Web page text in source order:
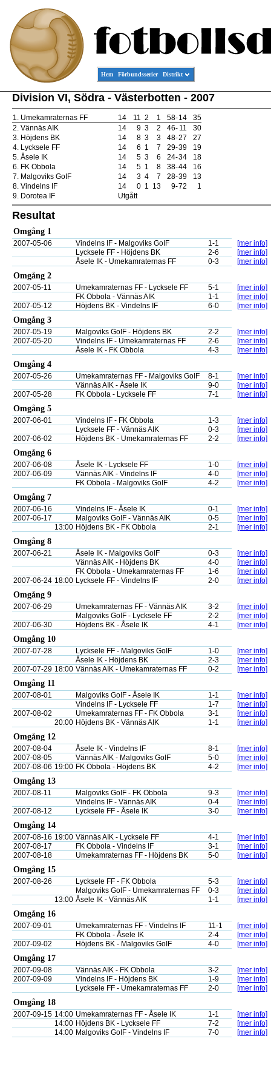
Hem Förbundsserier Distrikt
Division VI, Södra - Västerbotten - 2007
1. Umekamraternas FF 14 11 2 1 58-14
35
2. Vännäs AIK 14 9 3 2 46- 11
30
3. Höjdens BK 14 8 3 3 48-27
27
4. Lycksele FF 14 6 1 7 29-39
19
5. Åsele IK 14 5 3 6 24-34
18
6. FK Obbola 14 5 1 8 38-44
16
7. Malgoviks GoIF 14 3 4 7 28-39
13
8. Vindelns IF 14 0 1 13 9-72
1
9. Dorotea IF Utgått
Resultat
Omgång 1
2007-05-06 Vindelns IF - Malgoviks GoIF 1-1
[mer info]
Lycksele FF - Höjdens BK
2-6
[mer info]
Åsele IK - Umekamraternas FF
0-3 [mer info]
Omgång 2
2007-05-11 Umekamraternas FF - Lycksele FF 5-1
[mer info]
FK Obbola - Vännäs AIK
1-1
[mer info]
2007-05-12
Höjdens BK - Vindelns IF 6-0 [mer info]
Omgång 3
2007-05-19 Malgoviks GoIF - Höjdens BK 2-2
[mer info]
2007-05-20
Vindelns IF - Umekamraternas FF 2-6
[mer info]
Åsele IK - FK Obbola
4-3 [mer info]
Omgång 4
2007-05-26 Umekamraternas FF - Malgoviks GoIF 8-1
[mer info]
Vännäs AIK - Åsele IK
9-0
[mer info]
2007-05-28
FK Obbola - Lycksele FF 7-1 [mer info]
Omgång 5
2007-06-01 Vindelns IF - FK Obbola 1-3
[mer info]
Lycksele FF - Vännäs AIK
0-3
[mer info]
2007-06-02
Höjdens BK - Umekamraternas FF 2-2 [mer info]
Omgång 6
2007-06-08 Åsele IK - Lycksele FF 1-0
[mer info]
2007-06-09
Vännäs AIK - Vindelns IF 4-0
[mer info]
FK Obbola - Malgoviks GoIF
4-2 [mer info]
Omgång 7
2007-06-16 Vindelns IF - Åsele IK 0-1
[mer info]
2007-06-17
Malgoviks GoIF - Vännäs AIK 0-5
[mer info]
13:00 Höjdens BK - FK Obbola 2-1 [mer info]
Omgång 8
2007-06-21 Åsele IK - Malgoviks GoIF 0-3
[mer info]
Vännäs AIK - Höjdens BK
4-0
[mer info]
FK Obbola - Umekamraternas FF
1-6
[mer info]
2007-06-24 18:00 Lycksele FF - Vindelns IF 2-0 [mer info]
Omgång 9
2007-06-29 Umekamraternas FF - Vännäs AIK 3-2
[mer info]
Malgoviks GoIF - Lycksele FF
2-2
[mer info]
2007-06-30
Höjdens BK - Åsele IK 4-1 [mer info]
Omgång 10
2007-07-28 Lycksele FF - Malgoviks GoIF 1-0
[mer info]
Åsele IK - Höjdens BK
2-3
[mer info]
2007-07-29 18:00 Vännäs AIK - Umekamraternas FF 0-2 [mer info]
Omgång 11
2007-08-01 Malgoviks GoIF - Åsele IK 1-1
[mer info]
Vindelns IF - Lycksele FF
1-7
[mer info]
2007-08-02
Umekamraternas FF - FK Obbola 3-1
[mer info]
20:00 Höjdens BK - Vännäs AIK 1-1 [mer info]
Omgång 12
2007-08-04 Åsele IK - Vindelns IF 8-1
[mer info]
2007-08-05
Vännäs AIK - Malgoviks GoIF 5-0
[mer info]
2007-08-06 19:00 FK Obbola - Höjdens BK 4-2 [mer info]
Omgång 13
2007-08-11 Malgoviks GoIF - FK Obbola 9-3
[mer info]
Vindelns IF - Vännäs AIK
0-4
[mer info]
2007-08-12
Lycksele FF - Åsele IK 3-0 [mer info]
Omgång 14
2007-08-16 19:00 Vännäs AIK - Lycksele FF 4-1
[mer info]
2007-08-17
FK Obbola - Vindelns IF 3-1
[mer info]
2007-08-18
Umekamraternas FF - Höjdens BK 5-0 [mer info]
Omgång 15
2007-08-26 Lycksele FF - FK Obbola 5-3
[mer info]
Malgoviks GoIF - Umekamraternas FF
0-3
[mer info]
13:00 Åsele IK - Vännäs AIK 1-1 [mer info]
Omgång 16
2007-09-01 Umekamraternas FF - Vindelns IF 11-1
[mer info]
FK Obbola - Åsele IK
2-4
[mer info]
2007-09-02
Höjdens BK - Malgoviks GoIF 4-0 [mer info]
Omgång 17
2007-09-08 Vännäs AIK - FK Obbola 3-2
[mer info]
2007-09-09
Vindelns IF - Höjdens BK 1-9
[mer info]
Lycksele FF - Umekamraternas FF
2-0 [mer info]
Omgång 18
2007-09-15 14:00 Umekamraternas FF - Åsele IK 1-1
[mer info]
14:00 Höjdens BK - Lycksele FF 7-2
[mer info]
14:00 Malgoviks GoIF - Vindelns IF 7-0 [mer info]